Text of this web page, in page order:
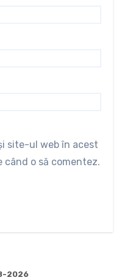
site-ul web în acest
o să comentez.
2026